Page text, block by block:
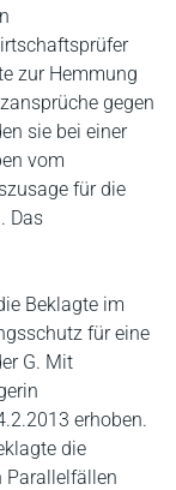
zur Hemmung
gegen
sie bei einer
vom
für die
Das
Beklagte im
für eine
G. Mit
erhoben.
die
Parallelfällen